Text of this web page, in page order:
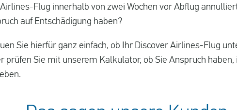
Flug innerhalb von zwei Wochen vor Abflug
auf Entschädigung haben?
Sie hierfür ganz einfach, ob Ihr Discover Airlines-Flug
prüfen Sie mit unserem Kalkulator, ob Sie Anspruch